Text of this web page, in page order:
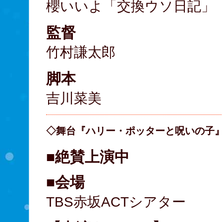
櫻いいよ「交換ウソ日記」
監督
竹村謙太郎
脚本
吉川菜美
◇舞台『ハリー・ポッターと呪いの子
■絶賛上演中
■会場
TBS赤坂ACTシアター